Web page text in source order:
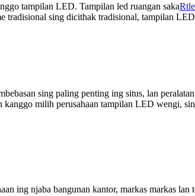
tampilan LED. Tampilan led ruangan saka
sing dicithak tradisional, tampilan
sing paling penting ing situs, lan
milih perusahaan tampilan LED wengi,
ing njaba bangunan kantor, markas markas lan